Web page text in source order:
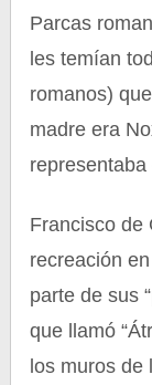
Parcas
les temían
romanos)
madre era
Francisco de
recreación
parte de sus
que llamó
los muros de